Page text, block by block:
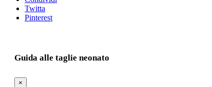
Twitta
Pinterest
Guida alle taglie neonato
×